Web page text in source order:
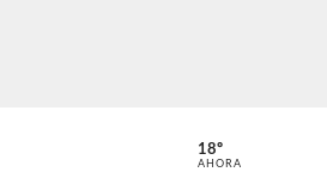
ABC CARDINAL
18º
AHORA